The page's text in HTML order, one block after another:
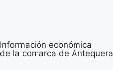
Información económica
de la comarca de Antequera